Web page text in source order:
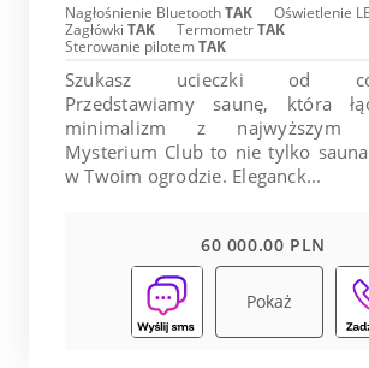
Nagłośnienie BluetoothTAK Oświetlenie
Zagłówki TAK TermometrTAK
Sterowanie pilotemTAK
Szukasz ucieczki od
Przedstawiamy saunę, która
minimalizm z najwyższym
Mysterium Club to nie tylko
w Twoim ogrodzie. Eleganck...
60 000.00 PLN
Pokaż